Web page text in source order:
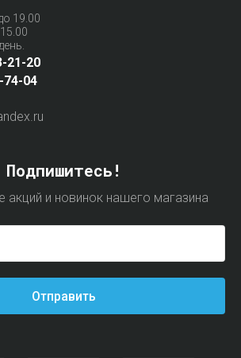
19.00
21-20
74-04
Подпишитесь!
акций и новинок нашего магазина
Отправить